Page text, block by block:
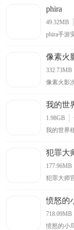
phira
49.32MB
phira手游
自制音乐
肉果冻、
都可以在
乐。
像素火
332.73MB
像素火影
佩恩、宇
色拥有独
移与特殊
战、忍界
我的世
1.98GB
我的世界
物，放置
同的敌对
让大家的
种模式，
宝藏，打
远古巨龙
犯罪大
177.96MB
犯罪大师
一位置，
谜
愤怒的
718.09MB
愤怒的小